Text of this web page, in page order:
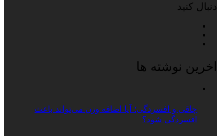
دنبال کنید
اخرین نوشته ها
چاقی و افسردگی؛ آیا اضافه وزن می‌تواند باعث
افسردگی شود؟